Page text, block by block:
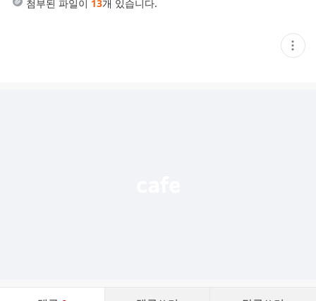
첨부된 파일이 13개 있습니다.
현
재